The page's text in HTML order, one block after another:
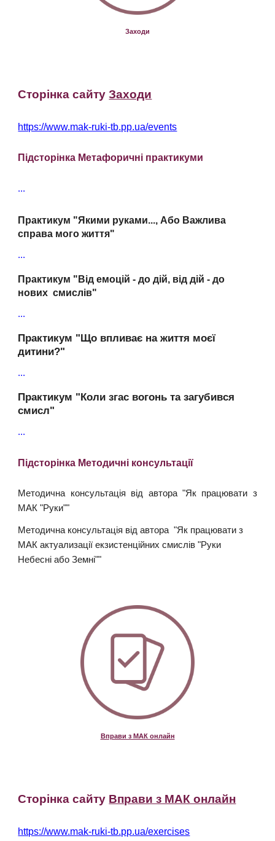
Заходи
Сторінка сайтуЗаходи
https://www.mak-ruki-tb.pp.ua/events
Підсторінка Метафоричні практикуми
...
Практикум "Якими руками..., Або Важлива
справа мого життя"
...
Практикум "Від емоцій - до дій, від дій - до
нових смислів"
...
Практикум "Що впливає на життя моєї
дитини?"
...
Практикум "Коли згас вогонь та загубився
смисл"
...
Підсторінка Методичні консультації
Методична консультація від автора "Як працювати з
МАК "Руки""
Методична консультація від автора "Як працювати з
МАК актуализації екзистенційних смислів "Руки
Небесні або Земні""
Вправи з МАК онлайн
Сторінка сайту Вправи з МАК онлайн
https://www.mak-ruki-tb.pp.ua/exercises